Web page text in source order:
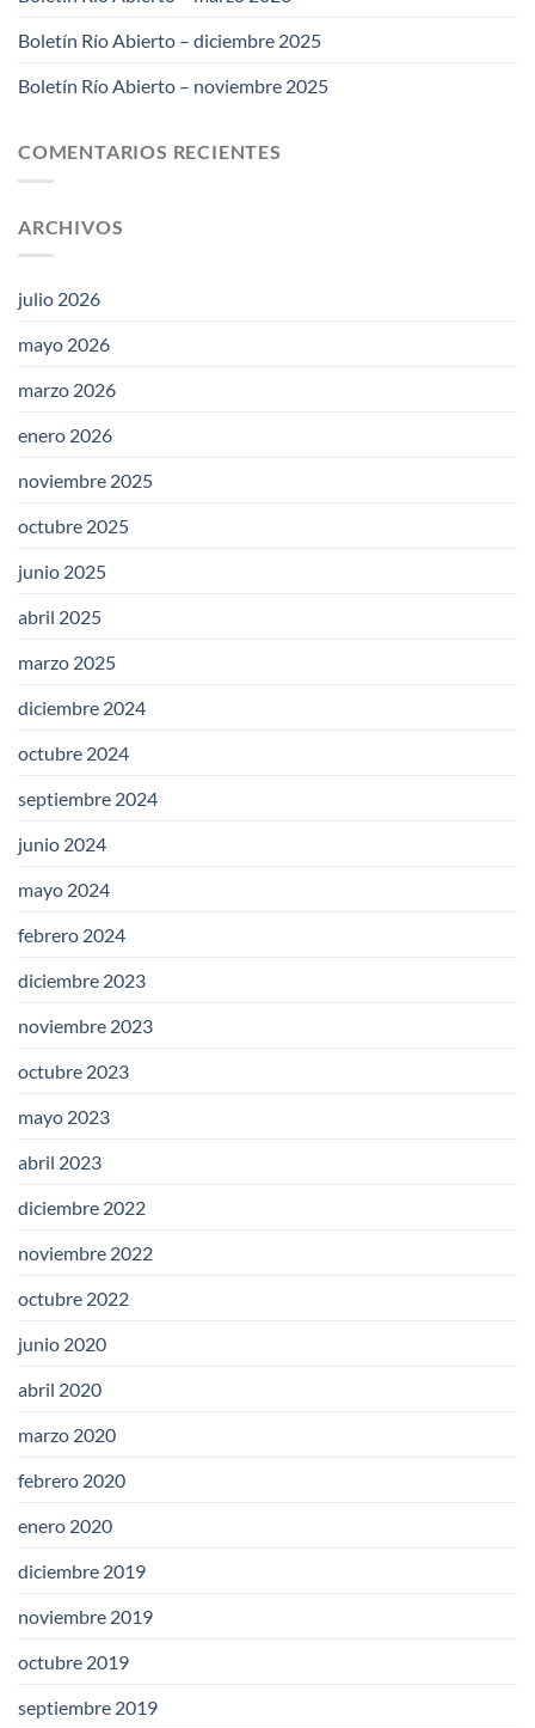
Boletín Río Abierto – diciembre 2025
Boletín Río Abierto – noviembre 2025
COMENTARIOS RECIENTES
ARCHIVOS
julio 2026
mayo 2026
marzo 2026
enero 2026
noviembre 2025
octubre 2025
junio 2025
abril 2025
marzo 2025
diciembre 2024
octubre 2024
septiembre 2024
junio 2024
mayo 2024
febrero 2024
diciembre 2023
noviembre 2023
octubre 2023
mayo 2023
abril 2023
diciembre 2022
noviembre 2022
octubre 2022
junio 2020
abril 2020
marzo 2020
febrero 2020
enero 2020
diciembre 2019
noviembre 2019
octubre 2019
septiembre 2019